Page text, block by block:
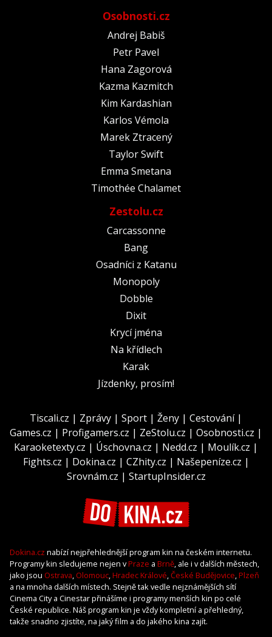
Osobnosti.cz
Andrej Babiš
Petr Pavel
Hana Zagorová
Kazma Kazmitch
Kim Kardashian
Karlos Vémola
Marek Ztracený
Taylor Swift
Emma Smetana
Timothée Chalamet
Zestolu.cz
Carcassonne
Bang
Osadníci z Katanu
Monopoly
Dobble
Dixit
Krycí jména
Na křídlech
Karak
Jízdenky, prosím!
Tiscali.cz | Zprávy | Sport | Ženy | Cestování|
Games.cz | Profigamers.cz | ZeStolu.cz | Osobnosti.cz |
Karaoketexty.cz | Úschovna.cz | Nedd.cz | Moulík.cz |
Fights.cz | Dokina.cz | CZhity.cz | Našepeníze.cz |
Srovnám.cz | StartupInsider.cz
Dokina.cz nabízí nejpřehlednější program kin na českém internetu.
Programy kin sledujeme nejen vPraze a Brně, ale i v dalších městech,
jako jsou Ostrava, Olomouc,Hradec Králové,České Budějovice,Plzeň
a na mnoha dalších místech. Stejně tak vedle nejznámějších sítí
Cinema City a Cinestar přinášíme i programy menších kin po celé
České republice. Náš program kin je vždy kompletní a přehledný,
takže snadno zjistíte, na jaký film a do jakého kina zajít.